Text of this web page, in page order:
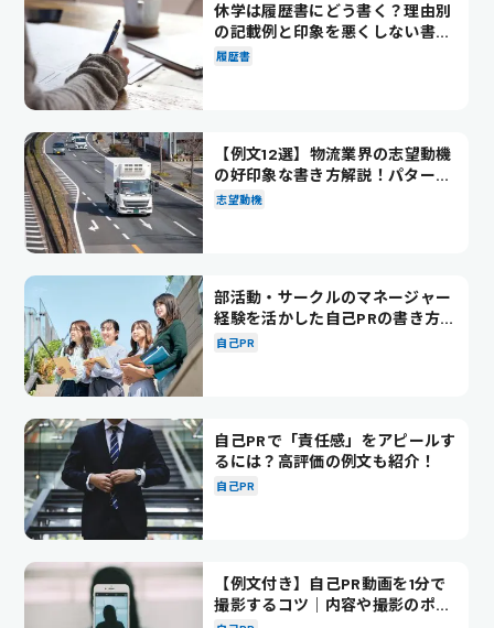
休学は履歴書にどう書く？理由別
の記載例と印象を悪くしない書き
方を解説
履歴書
【例文12選】物流業界の志望動機
の好印象な書き方解説！パターン
別の例文も紹介
志望動機
部活動・サークルのマネージャー
経験を活かした自己PRの書き方を
徹底解説！
自己PR
自己PRで「責任感」をアピールす
るには？高評価の例文も紹介！
自己PR
【例文付き】自己PR動画を1分で
撮影するコツ｜内容や撮影のポイ